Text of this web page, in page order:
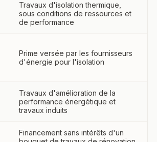
Travaux d'isolation thermique,
sous conditions de ressources et
de performance
Prime versée par les fournisseurs
d'énergie pour l'isolation
Travaux d'amélioration de la
performance énergétique et
travaux induits
Financement sans intérêts d'un